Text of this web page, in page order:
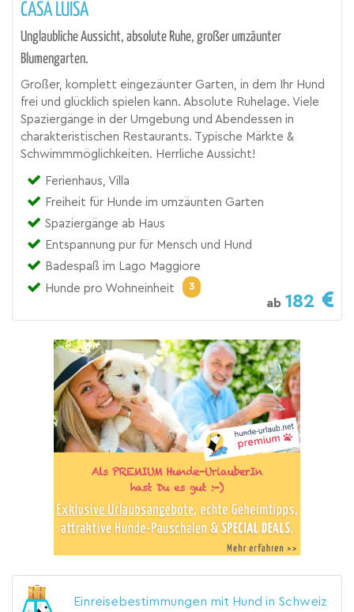
CASA LUISA
Unglaubliche Aussicht, absolute Ruhe, großer umzäunter
Blumengarten.
Großer, komplett eingezäunter Garten, in dem Ihr Hund
frei und glücklich spielen kann. Absolute Ruhelage. Viele
Spaziergänge in der Umgebung und Abendessen in
charakteristischen Restaurants. Typische Märkte &
Schwimmmöglichkeiten. Herrliche Aussicht!
Ferienhaus, Villa
Freiheit für Hunde im umzäunten Garten
Spaziergänge ab Haus
Entspannung pur für Mensch und Hund
Badespaß im Lago Maggiore
Hunde pro Wohneinheit
3
ab 182
Einreisebestimmungen mit Hund in Schweiz